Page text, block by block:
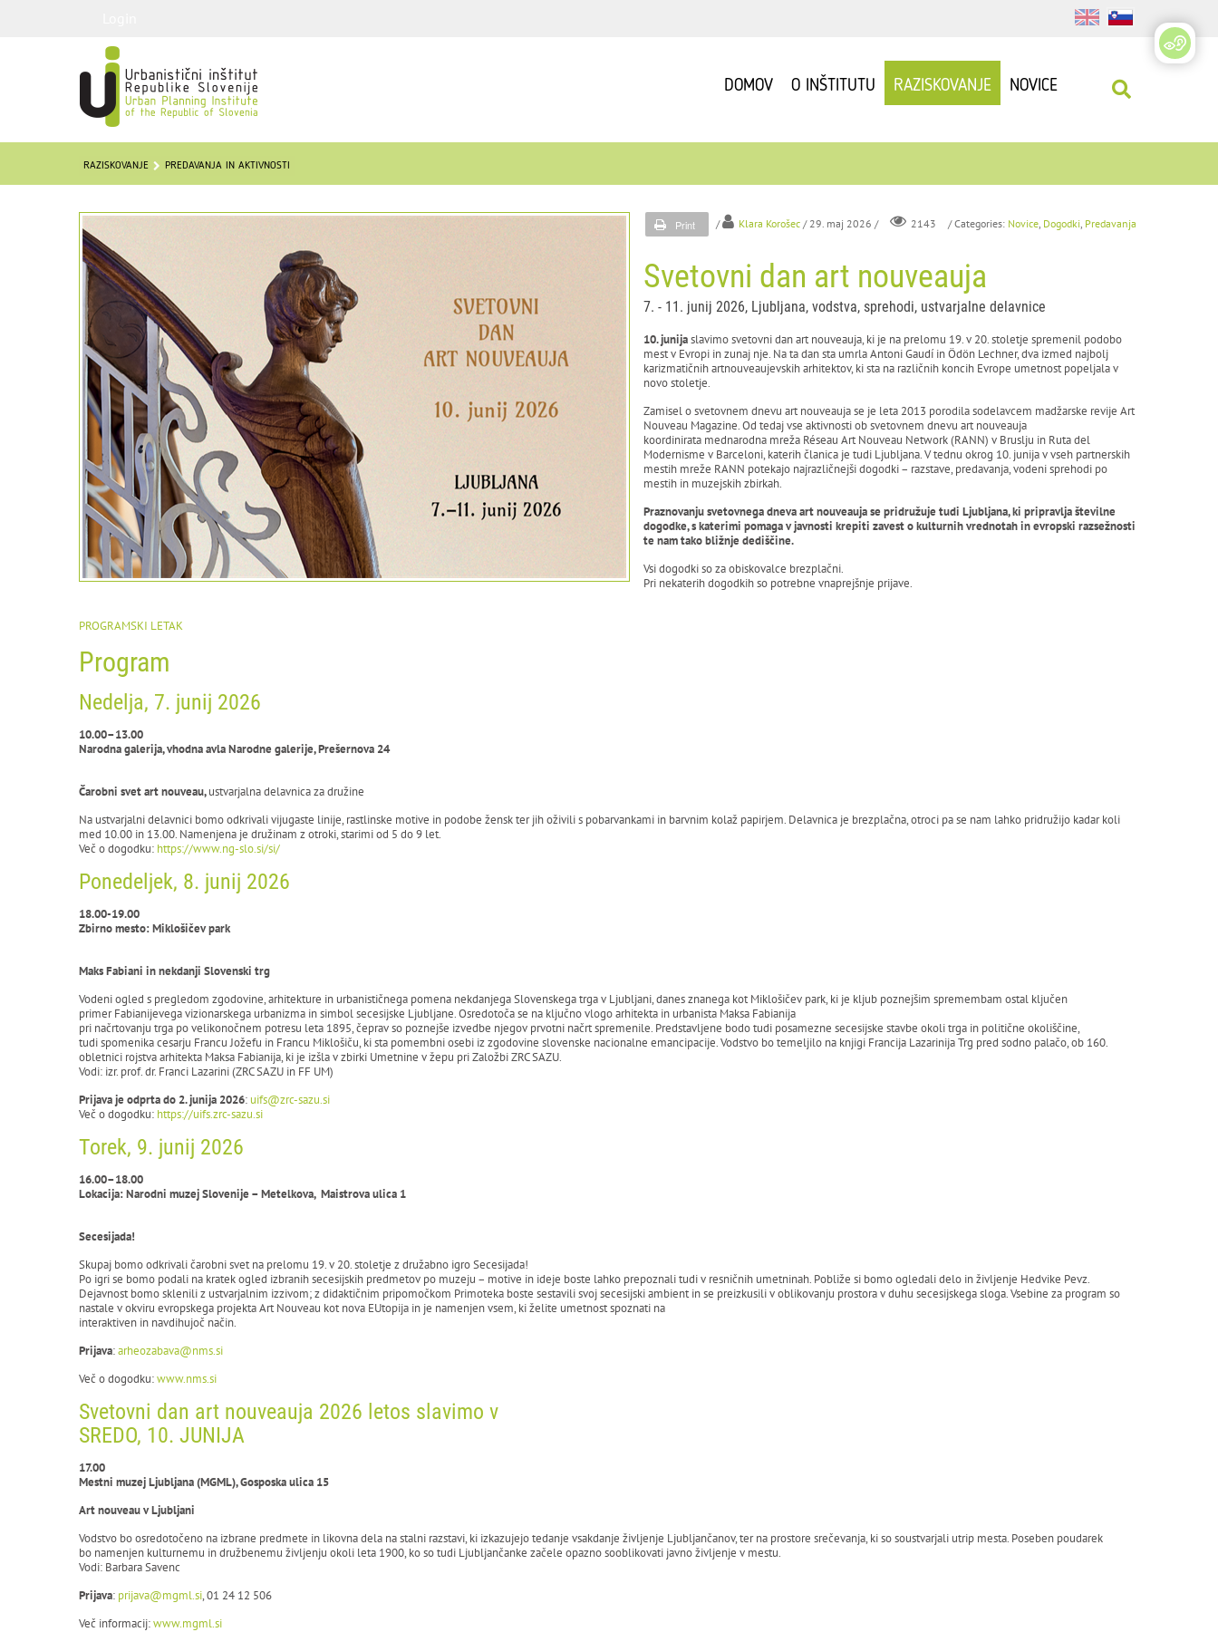
DOMOV O INŠTITUTU RAZISKOVANJE NOVICE
RAZISKOVANJE PREDAVANJA IN AKTIVNOSTI
Print / Klara Korošec / 29. maj 2026 / 2143 / Categories: Novice Dogodki Predavanja
Svetovni dan art nouveauja
7. - 11. junij 2026, Ljubljana, vodstva, sprehodi, ustvarjalne delavnice
10. junijaslavimo svetovni dan art nouveauja, ki je na prelomu 19. v 20. stoletje spremenil podobo
mest v Evropi in zunaj nje. Na ta dan sta umrla Antoni Gaudí in Ödön Lechner, dva izmed najbolj
karizmatičnih artnouveaujevskih arhitektov, ki sta na različnih koncih Evrope umetnost popeljala v
novo stoletje.
Zamisel o svetovnem dnevu art nouveauja se je leta 2013 porodila sodelavcem madžarske revije Art
Nouveau Magazine. Od tedaj vse aktivnosti ob svetovnem dnevu art nouveauja
koordinirata mednarodna mreža Réseau Art Nouveau Network (RANN) v Bruslju in Ruta del
Modernisme v Barceloni, katerih članica je tudi Ljubljana. V tednu okrog 10. junija v vseh partnerskih
mestih mreže RANN potekajo najrazličnejši dogodki – razstave, predavanja, vodeni sprehodi po
mestih in muzejskih zbirkah.
Praznovanju svetovnega dneva art nouveauja se pridružuje tudi Ljubljana, ki pripravlja številne
dogodke, s katerimi pomaga v javnosti krepiti zavest o kulturnih vrednotah in evropski razsežnosti
te nam tako bližnje dediščine.
Vsi dogodki so za obiskovalce brezplačni.
Pri nekaterih dogodkih so potrebne vnaprejšnje prijave.
PROGRAMSKI LETAK
Program
Nedelja, 7. junij 2026
10.00–13.00
Narodna galerija, vhodna avla Narodne galerije, Prešernova 24
Čarobni svet art nouveau,ustvarjalna delavnica za družine
Na ustvarjalni delavnici bomo odkrivali vijugaste linije, rastlinske motive in podobe žensk ter jih oživili s pobarvankami in barvnim kolaž papirjem. Delavnica je brezplačna, otroci pa se nam lahko pridružijo kadar koli
med 10.00 in 13.00. Namenjena je družinam z otroki, starimi od 5 do 9 let.
Več o dogodku: https://www.ng-slo.si/si/
Ponedeljek, 8. junij 2026
18.00-19.00
Zbirno mesto: Miklošičev park
Maks Fabiani in nekdanji Slovenski trg
Vodeni ogled s pregledom zgodovine, arhitekture in urbanističnega pomena nekdanjega Slovenskega trga v Ljubljani, danes znanega kot Miklošičev park, ki je kljub poznejšim spremembam ostal ključen
primer Fabianijevega vizionarskega urbanizma in simbol secesijske Ljubljane. Osredotoča se na ključno vlogo arhitekta in urbanista Maksa Fabianija
pri načrtovanju trga po velikonočnem potresu leta 1895, čeprav so poznejše izvedbe njegov prvotni načrt spremenile. Predstavljene bodo tudi posamezne secesijske stavbe okoli trga in politične okoliščine,
tudi spomenika cesarju Francu Jožefu in Francu Miklošiču, ki sta pomembni osebi iz zgodovine slovenske nacionalne emancipacije. Vodstvo bo temeljilo na knjigi Francija Lazarinija Trg pred sodno palačo, ob 160.
obletnici rojstva arhitekta Maksa Fabianija, ki je izšla v zbirki Umetnine v žepu pri Založbi ZRC SAZU.
Vodi: izr. prof. dr. Franci Lazarini (ZRC SAZU in FF UM)
Prijava je odprta do 2. junija 2026: uifs@zrc-sazu.si
Več o dogodku: https://uifs.zrc-sazu.si
Torek, 9. junij 2026
16.00–18.00
Lokacija: Narodni muzej Slovenije – Metelkova, Maistrova ulica 1
Secesijada!
Skupaj bomo odkrivali čarobni svet na prelomu 19. v 20. stoletje z družabno igro Secesijada!
Po igri se bomo podali na kratek ogled izbranih secesijskih predmetov po muzeju – motive in ideje boste lahko prepoznali tudi v resničnih umetninah. Pobliže si bomo ogledali delo in življenje Hedvike Pevz.
Dejavnost bomo sklenili z ustvarjalnim izzivom; z didaktičnim pripomočkom Primoteka boste sestavili svoj secesijski ambient in se preizkusili v oblikovanju prostora v duhu secesijskega sloga. Vsebine za program so
nastale v okviru evropskega projekta Art Nouveau kot nova EUtopija in je namenjen vsem, ki želite umetnost spoznati na
interaktiven in navdihujoč način.
Prijava:arheozabava@nms.si
Več o dogodku:www.nms.si
Svetovni dan art nouveauja 2026 letos slavimo v
SREDO, 10. JUNIJA
17.00
Mestni muzej Ljubljana (MGML), Gosposka ulica 15
Art nouveau v Ljubljani
Vodstvo bo osredotočeno na izbrane predmete in likovna dela na stalni razstavi, ki izkazujejo tedanje vsakdanje življenje Ljubljančanov, ter na prostore srečevanja, ki so soustvarjali utrip mesta. Poseben poudarek
bo namenjen kulturnemu in družbenemu življenju okoli leta 1900, ko so tudi Ljubljančanke začele opazno sooblikovati javno življenje v mestu.
Vodi: Barbara Savenc
Prijava: prijava@mgml.si, 01 24 12 506
Več informacij:www.mgml.si